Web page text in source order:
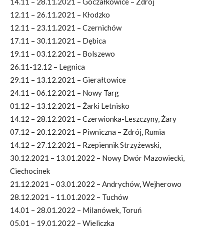
12.11 – 26.11.2021 – Kłodzko
12.11 – 23.11.2021 – Czernichów
17.11 – 30.11.2021 – Dębica
19.11 – 03.12.2021 – Bolszewo
26.11-12.12 – Legnica
29.11 – 13.12.2021 – Gierałtowice
24.11 – 06.12.2021 – Nowy Targ
01.12 – 13.12.2021 – Żarki Letnisko
14.12 – 28.12.2021 – Czerwionka-Leszczyny, Żary
07.12 – 20.12.2021 – Piwniczna – Zdrój, Rumia
14.12 – 27.12.2021 – Rzepiennik Strzyżewski,
30.12.2021 – 13.01.2022 – Nowy Dwór Mazowiecki,
Ciechocinek
21.12.2021 – 03.01.2022 – Andrychów, Wejherowo
28.12.2021 – 11.01.2022 – Tuchów
14.01 – 28.01.2022 – Milanówek, Toruń
05.01 – 19.01.2022 – Wieliczka